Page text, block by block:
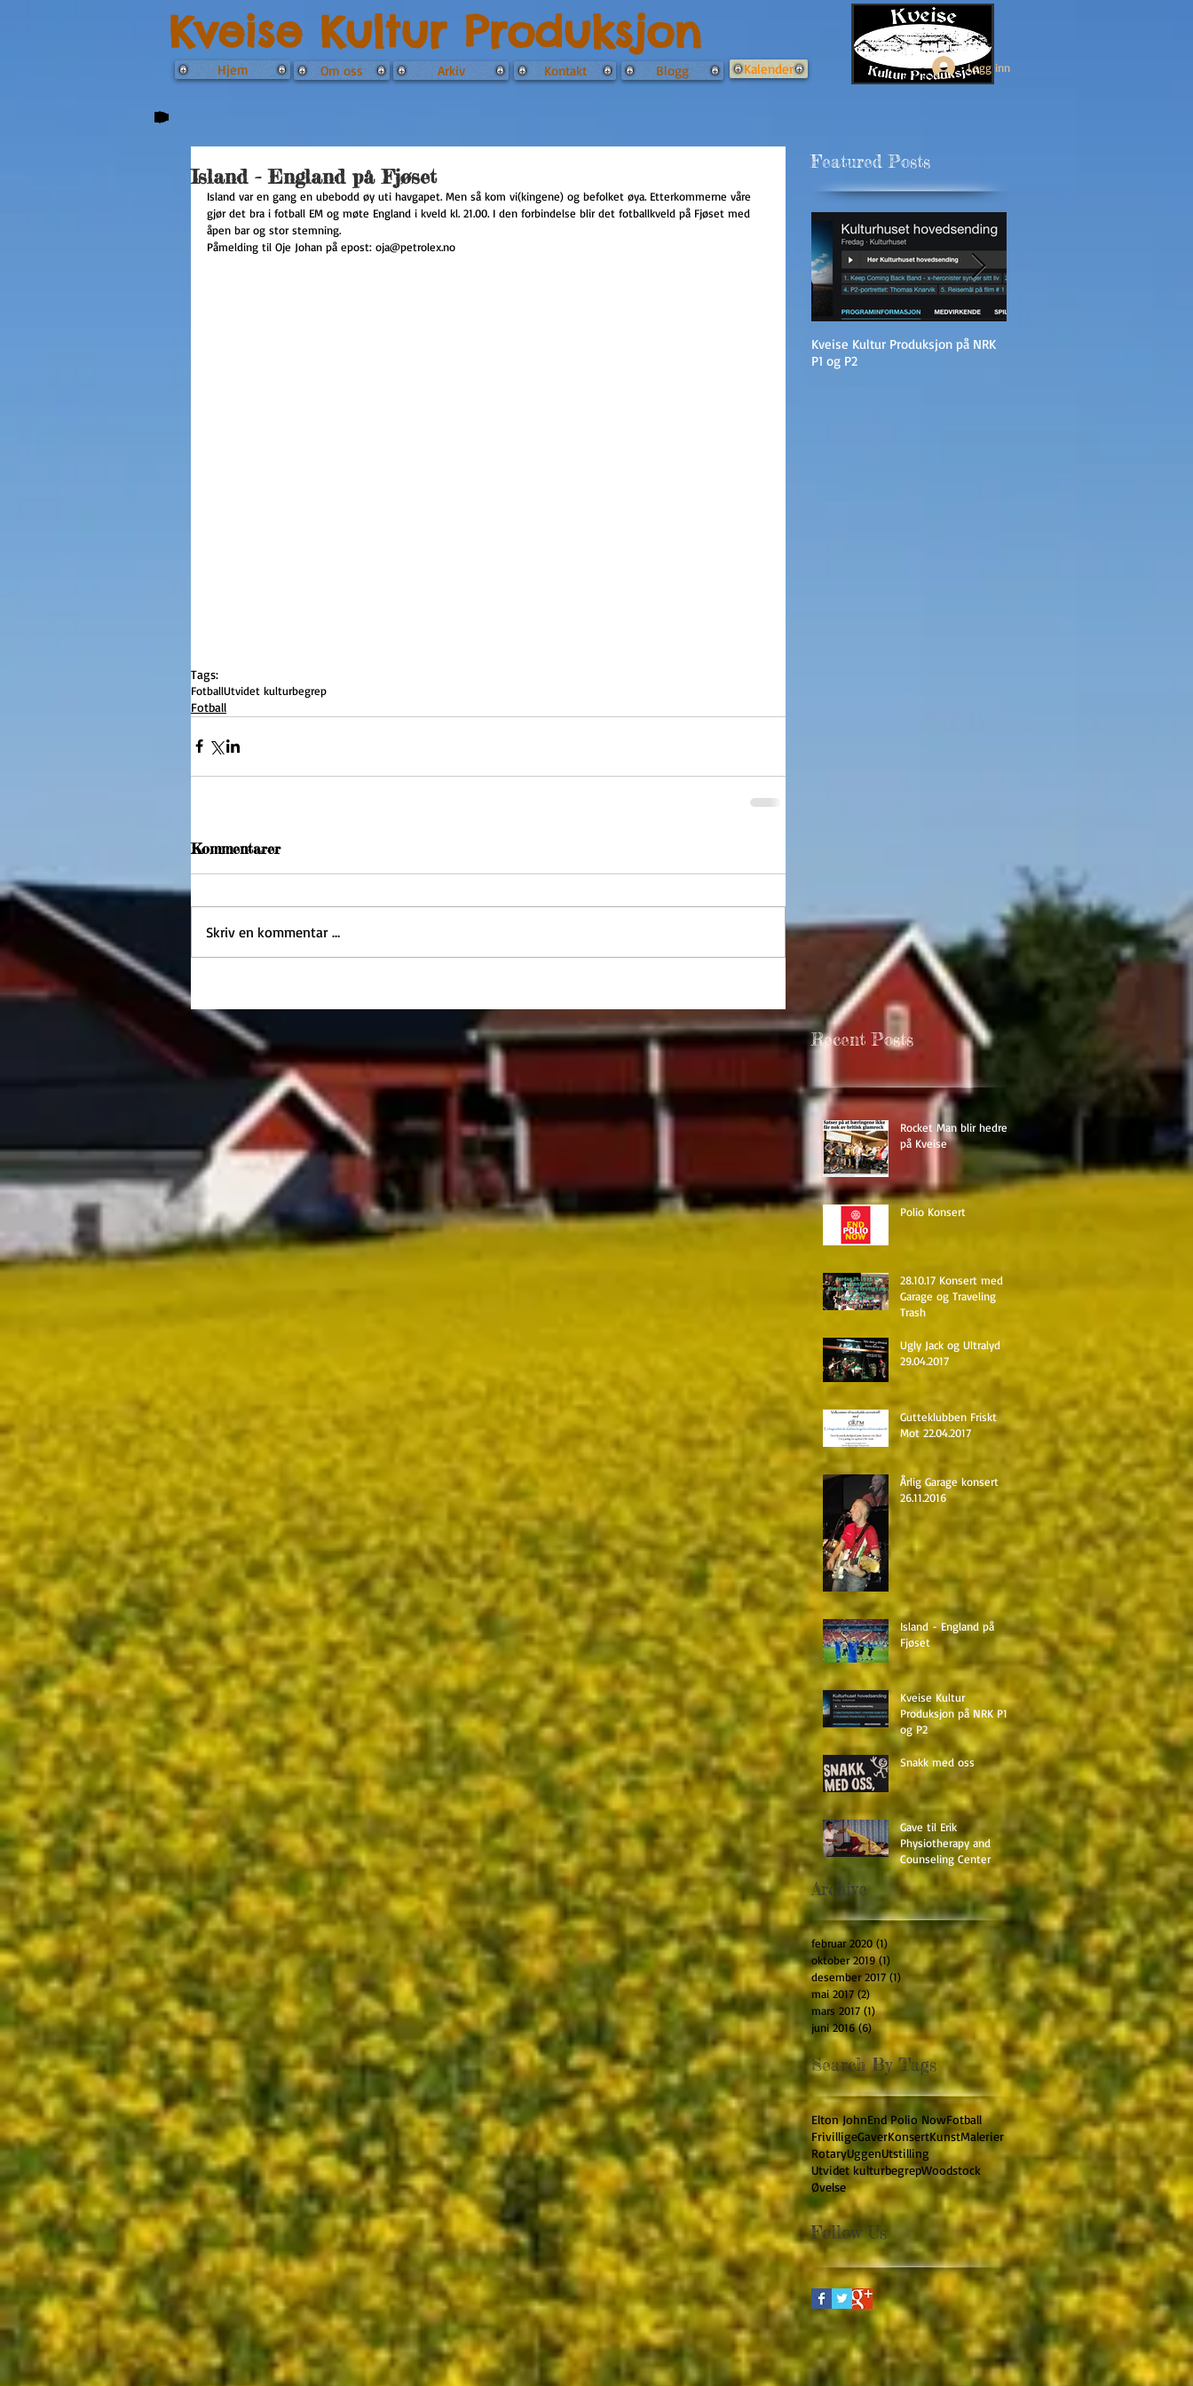
Kveise Kultur Produksjon
Hjem Om oss Kontakt
Arkiv Blogg Kalender Logg inn
Island - England på Fjøset
Island var en gang en ubebodd øy uti havgapet. Men så kom vi(kingene) og befolket øya. Etterkommerne våre
gjør det bra i fotball EM og møte England i kveld kl. 21.00. I den forbindelse blir det fotballkveld på Fjøset med
åpen bar og stor stemning.
Påmelding til Oje Johan på epost: oja@petrolex.no
Tags:
FotballUtvidet kulturbegrep
Fotball
Kommentarer
Skriv en kommentar …
Featured Posts
Kveise Kultur Produksjon på NRK
P1 og P2
Recent Posts
Rocket Man blir hedret
på Kveise
Polio Konsert
28.10.17 Konsert med
Garage og Traveling
Trash
Ugly Jack og Ultralyd
29.04.2017
Gutteklubben Friskt
Mot 22.04.2017
Årlig Garage konsert
26.11.2016
Island - England på
Fjøset
Kveise Kultur
Produksjon på NRK P1
og P2
Snakk med oss
Gave til Erik
Physiotherapy and
Counseling Center
Archive
februar 2020 (1)1 innlegg
oktober 2019 (1) 1 innlegg
desember 2017 (1) 1 innlegg
mai 2017 (2)2 innlegg
mars 2017 (1)1 innlegg
juni 2016 (6)6 innlegg
Search By Tags
Elton JohnEnd Polio NowFotball
FrivilligeGaverKonsertKunstMalerier
RotaryUggenUtstilling
Utvidet kulturbegrepWoodstock
Øvelse
Follow Us